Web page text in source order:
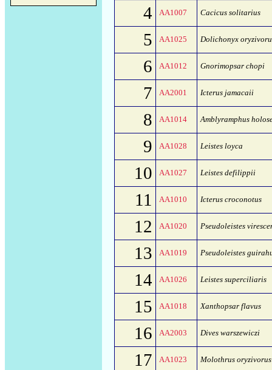
4 AA1007 Cacicus solitarius
5 AA1025 Dolichonyx
6 AA1012 Gnorimopsar chopi
7 AA2001 Icterus jamacaii
8 AA1014 Amblyramphus
9 AA1028 Leistes loyca
10 AA1027 Leistes defilippii
11 AA1010 Icterus croconotus
12 AA1020 Pseudoleistes
13 AA1019 Pseudoleistes
14 AA1026 Leistes superciliaris
15 AA1018 Xanthopsar flavus
16 AA2003 Dives warszewiczi
17 AA1023 Molothrus oryzivorus